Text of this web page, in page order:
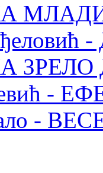
ЗРЕЛО
-
-